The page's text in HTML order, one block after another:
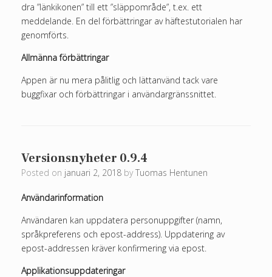
dra ”länkikonen” till ett ”släppområde”, t.ex. ett
meddelande. En del förbättringar av häftestutorialen har
genomförts.
Allmänna förbättringar
Appen är nu mera pålitlig och lättanvänd tack vare
buggfixar och förbättringar i användargränssnittet.
Versionsnyheter 0.9.4
Posted on januari 2, 2018 byTuomas Hentunen
Användarinformation
Användaren kan uppdatera personuppgifter (namn,
språkpreferens och epost-address). Uppdatering av
epost-addressen kräver konfirmering via epost.
Applikationsuppdateringar